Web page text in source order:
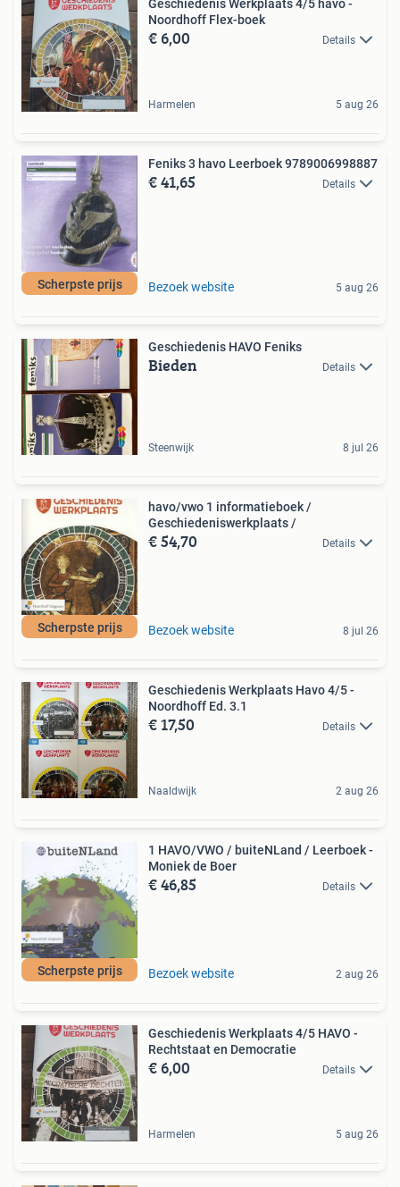
Geschiedenis Werkplaats 4/5 havo -
Noordhoff Flex-boek
€ 6,00 Details
Harmelen 5 aug 26
Scherpste prijs
Feniks 3 havo Leerboek 9789006998887
€ 41,65 Details
Bezoek website 5 aug 26
Geschiedenis HAVO Feniks
Bieden Details
Steenwijk 8 jul 26
Scherpste prijs
havo/vwo 1 informatieboek /
Geschiedeniswerkplaats /
€ 54,70 Details
Bezoek website 8 jul 26
Geschiedenis Werkplaats Havo 4/5 -
Noordhoff Ed. 3.1
€ 17,50 Details
Naaldwijk 2 aug 26
Scherpste prijs
1 HAVO/VWO / buiteNLand / Leerboek -
Moniek de Boer
€ 46,85 Details
Bezoek website 2 aug 26
Geschiedenis Werkplaats 4/5 HAVO -
Rechtstaat en Democratie
€ 6,00 Details
Harmelen 5 aug 26